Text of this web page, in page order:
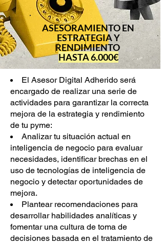
ASESORAMIENTO EN
ESTRATEGIA Y
RENDIMIENTO
HASTA 6.000€
El Asesor Digital Adherido será
encargado de realizar una serie de
actividades para garantizar la correcta
mejora de la estrategia y rendimiento
de tu pyme:
Analizar tu situación actual en
inteligencia de negocio para evaluar
necesidades, identificar brechas en el
uso de tecnologías de inteligencia de
negocio y detectar oportunidades de
mejora.
Plantear recomendaciones para
desarrollar habilidades analíticas y
fomentar una cultura de toma de
decisiones basada en el tratamiento de